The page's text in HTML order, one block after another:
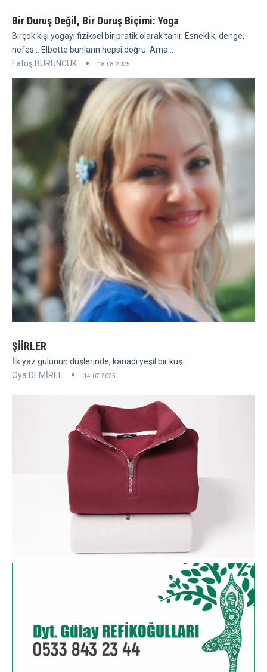
Bir Duruş Değil, Bir Duruş Biçimi: Yoga
Birçok kişi yogayı fiziksel bir pratik olarak tanır. Esneklik, denge,
nefes... Elbette bunların hepsi doğru. Ama...
Fatoş BÜRÜNCÜK
18.08.2025
ŞİİRLER
İlk yaz gülünün düşlerinde, kanadı yeşil bir kuş ...
Oya DEMİREL
14.07.2025